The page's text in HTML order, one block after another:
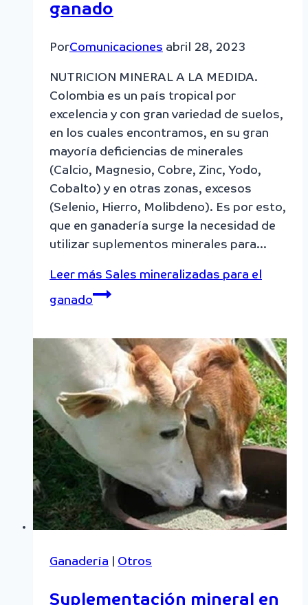
ganado
PorComunicaciones abril 28, 2023
NUTRICION MINERAL A LA MEDIDA.
Colombia es un país tropical por
excelencia y con gran variedad de suelos,
en los cuales encontramos, en su gran
mayoría deficiencias de minerales
(Calcio, Magnesio, Cobre, Zinc, Yodo,
Cobalto) y en otras zonas, excesos
(Selenio, Hierro, Molibdeno). Es por esto,
que en ganadería surge la necesidad de
utilizar suplementos minerales para…
Leer más Sales mineralizadas para el
ganado
Ganadería Otros
Suplementación mineral en